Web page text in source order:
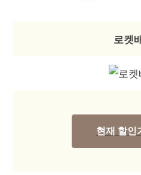
로켓
현재 할인